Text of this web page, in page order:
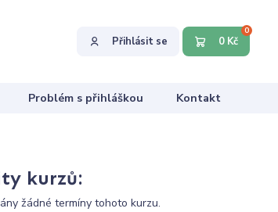
Přihlásit se 0 Kč
0
Problém s přihláškou Kontakt
kurzů:
žádné termíny tohoto kurzu.